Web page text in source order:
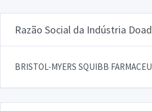
Razão Social da Indústria
BRISTOL-MYERS SQUIBB